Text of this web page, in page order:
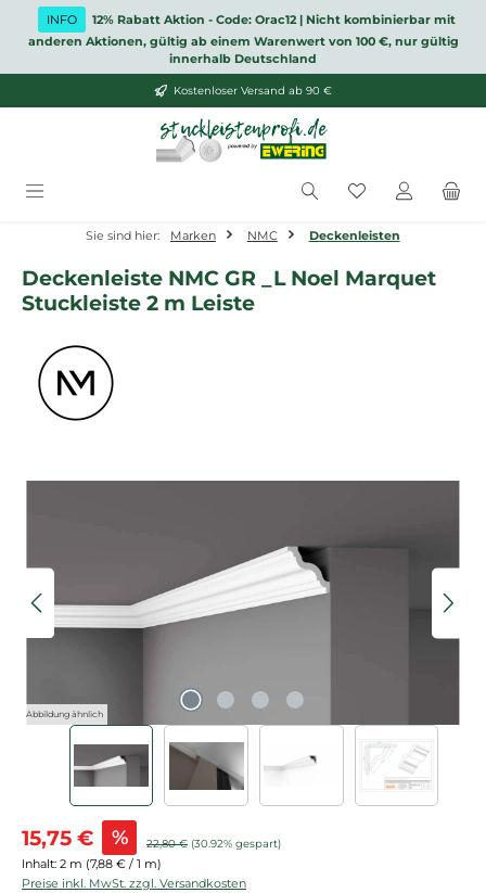
Zum Hauptinhalt springen
INFO
12% Rabatt Aktion - Code: Orac12 | Nicht kombinierbar mit
anderen Aktionen, gültig ab einem Warenwert von 100 €, nur gültig
innerhalb Deutschland
Kostenloser Versand ab 90 €
Du hast 0
Sie sind hier: Marken NMC Deckenleisten
Deckenleiste NMC GR _L Noel Marquet
Stuckleiste 2 m Leiste
Abbildung ähnlich
Verkaufspreis:
15,75 € % Regulärer Preis:
22,80 € (30.92% gespart)
Inhalt: 2 m (7,88 € / 1 m)
Preise inkl. MwSt. zzgl. Versandkosten